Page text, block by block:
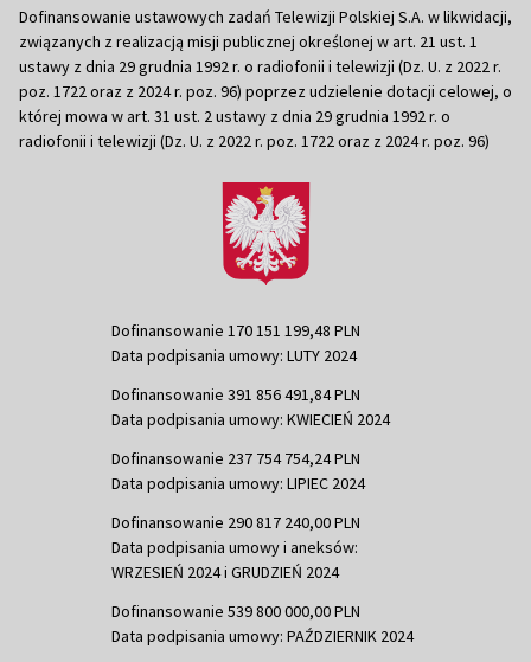
Dofinansowanie ustawowych zadań Telewizji Polskiej S.A. w likwidacji,
związanych z realizacją misji publicznej określonej w art. 21 ust. 1
ustawy z dnia 29 grudnia 1992 r. o radiofonii i telewizji (Dz. U. z 2022 r.
poz. 1722 oraz z 2024 r. poz. 96) poprzez udzielenie dotacji celowej, o
której mowa w art. 31 ust. 2 ustawy z dnia 29 grudnia 1992 r. o
radiofonii i telewizji (Dz. U. z 2022 r. poz. 1722 oraz z 2024 r. poz. 96)
Dofinansowanie 170 151 199,48 PLN
Data podpisania umowy: LUTY 2024
Dofinansowanie 391 856 491,84 PLN
Data podpisania umowy: KWIECIEŃ 2024
Dofinansowanie 237 754 754,24 PLN
Data podpisania umowy: LIPIEC 2024
Dofinansowanie 290 817 240,00 PLN
Data podpisania umowy i aneksów:
WRZESIEŃ 2024 i GRUDZIEŃ 2024
Dofinansowanie 539 800 000,00 PLN
Data podpisania umowy: PAŹDZIERNIK 2024